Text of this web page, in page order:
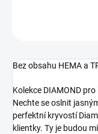
Bez obsahu HEMA a
Kolekce DIAMOND
Nechte se oslnit
perfektní kryvostí
klientky. Ty je budou